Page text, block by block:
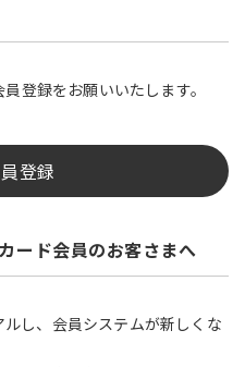
登録をお願いいたします。
登録
ード会員のお客さまへ
し、会員システムが新しくな